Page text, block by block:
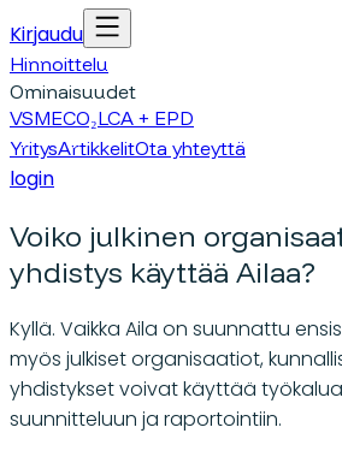
Kirjaudu
Hinnoittelu
Ominaisuudet
VSMECO₂LCA + EPD
YritysArtikkelitOta yhteyttä
login
Voiko julkinen
yhdistys käyttää Ailaa?
Kyllä. Vaikka Aila on suunnattu
myös julkiset organisaatiot,
yhdistykset voivat käyttää
suunnitteluun ja raportointiin.